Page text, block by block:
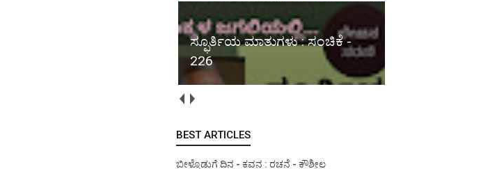
ಮಳೆಯ ವಿಶೇಷ ಅನುಭವ : ಸಂಚಿಕೆ -
01
BEST ARTICLES
ಬೀಳ್ಕೊಡುಗೆ ದಿನ - ಕವನ : ರಚನೆ - ಕೌಶೀಲ